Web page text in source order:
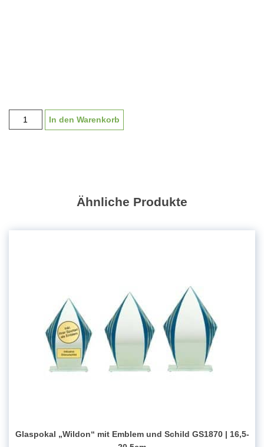
Glaspokal
"Raggal"
20,5cm
In den Warenkorb
Ähnliche Produkte
Glaspokal „Wildon“ mit Emblem und Schild GS1870 | 16,5-